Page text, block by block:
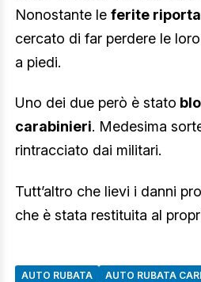
Nonostante le ferite
cercato di far perdere le
a piedi.
Uno dei due però è stato
carabinieri. Medesima
rintracciato dai militari.
Tutt’altro che lievi i danni
che è stata restituita al
AUTO RUBATA AUTO RUBATA